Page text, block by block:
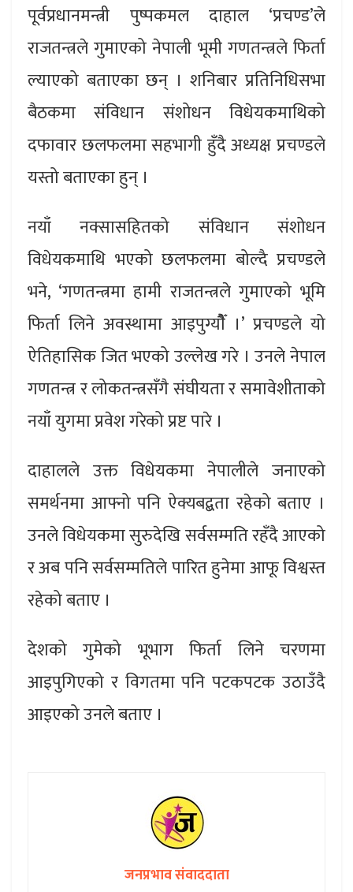
पूर्वप्रधानमन्त्री पुष्पकमल दाहाल ‘प्रचण्ड’ले
राजतन्त्रले गुमाएको नेपाली भूमी गणतन्त्रले फिर्ता
ल्याएको बताएका छन् । शनिबार प्रतिनिधिसभा
बैठकमा संविधान संशोधन विधेयकमाथिको
दफावार छलफलमा सहभागी हुँदै अध्यक्ष प्रचण्डले
यस्तो बताएका हुन् ।
नयाँ नक्सासहितको संविधान संशोधन
विधेयकमाथि भएको छलफलमा बोल्दै प्रचण्डले
भने, ‘गणतन्त्रमा हामी राजतन्त्रले गुमाएको भूमि
फिर्ता लिने अवस्थामा आइपुग्यौैँ ।’ प्रचण्डले यो
ऐतिहासिक जित भएको उल्लेख गरे । उनले नेपाल
गणतन्त्र र लोकतन्त्रसँगै संघीयता र समावेशीताको
नयाँ युगमा प्रवेश गरेको प्रष्ट पारे ।
दाहालले उक्त विधेयकमा नेपालीले जनाएको
समर्थनमा आफ्नो पनि ऐक्यबद्बता रहेको बताए ।
उनले विधेयकमा सुरुदेखि सर्वसम्मति रहँदै आएको
र अब पनि सर्वसम्मतिले पारित हुनेमा आफू विश्वस्त
रहेको बताए ।
देशको गुमेको भूभाग फिर्ता लिने चरणमा
आइपुगिएको र विगतमा पनि पटकपटक उठाउँदै
आइएको उनले बताए ।
जनप्रभाव संवाददाता